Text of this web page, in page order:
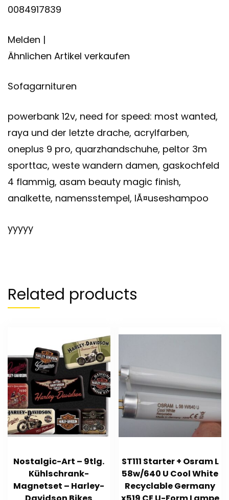
0084917839
Melden |
Ähnlichen Artikel verkaufen
Sofagarnituren
powerbank 12v, need for speed: most wanted,
raya und der letzte drache, acrylfarben,
oneplus 9 pro, quarzhandschuhe, peltor 3m
sporttac, weste wandern damen, gaskochfeld
4 flammig, asam beauty magic finish,
analkette, namensstempel, lÃ¤useshampoo
yyyyy
Related products
Nostalgic-Art – 9tlg.
Kühlschrank-
Magnetset – Harley-
ST111 Starter + Osram L
58w/640 U Cool White
Recyclable Germany